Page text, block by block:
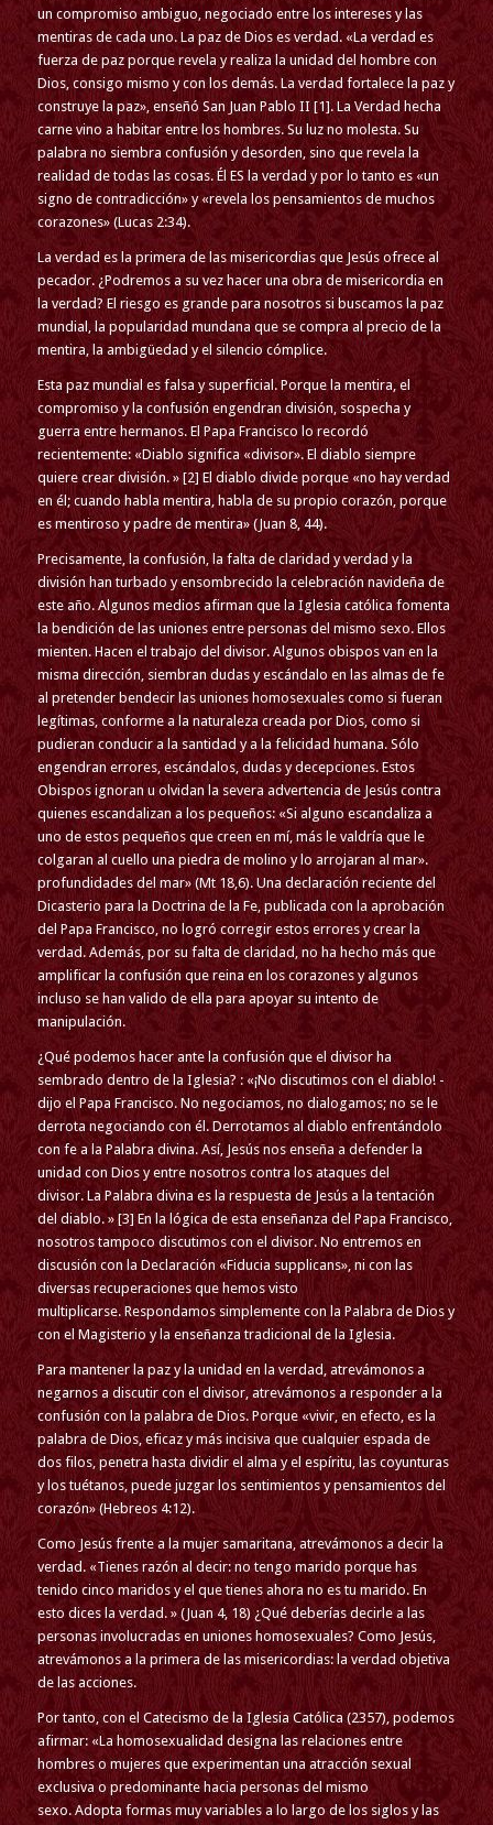
un compromiso ambiguo, negociado entre los intereses y las
mentiras de cada uno. La paz de Dios es verdad. «La verdad es
fuerza de paz porque revela y realiza la unidad del hombre con
Dios, consigo mismo y con los demás. La verdad fortalece la paz y
construye la paz», enseñó San Juan Pablo II [1]. La Verdad hecha
carne vino a habitar entre los hombres. Su luz no molesta. Su
palabra no siembra confusión y desorden, sino que revela la
realidad de todas las cosas. Él ES la verdad y por lo tanto es «un
signo de contradicción» y «revela los pensamientos de muchos
corazones» (Lucas 2:34).
La verdad es la primera de las misericordias que Jesús ofrece al
pecador. ¿Podremos a su vez hacer una obra de misericordia en
la verdad? El riesgo es grande para nosotros si buscamos la paz
mundial, la popularidad mundana que se compra al precio de la
mentira, la ambigüedad y el silencio cómplice.
Esta paz mundial es falsa y superficial. Porque la mentira, el
compromiso y la confusión engendran división, sospecha y
guerra entre hermanos. El Papa Francisco lo recordó
recientemente: «Diablo significa «divisor». El diablo siempre
quiere crear división. » [2] El diablo divide porque «no hay verdad
en él; cuando habla mentira, habla de su propio corazón, porque
es mentiroso y padre de mentira» (Juan 8, 44).
Precisamente, la confusión, la falta de claridad y verdad y la
división han turbado y ensombrecido la celebración navideña de
este año. Algunos medios afirman que la Iglesia católica fomenta
la bendición de las uniones entre personas del mismo sexo. Ellos
mienten. Hacen el trabajo del divisor. Algunos obispos van en la
misma dirección, siembran dudas y escándalo en las almas de fe
al pretender bendecir las uniones homosexuales como si fueran
legítimas, conforme a la naturaleza creada por Dios, como si
pudieran conducir a la santidad y a la felicidad humana. Sólo
engendran errores, escándalos, dudas y decepciones. Estos
Obispos ignoran u olvidan la severa advertencia de Jesús contra
quienes escandalizan a los pequeños: «Si alguno escandaliza a
uno de estos pequeños que creen en mí, más le valdría que le
colgaran al cuello una piedra de molino y lo arrojaran al mar».
profundidades del mar» (Mt 18,6). Una declaración reciente del
Dicasterio para la Doctrina de la Fe, publicada con la aprobación
del Papa Francisco, no logró corregir estos errores y crear la
verdad. Además, por su falta de claridad, no ha hecho más que
amplificar la confusión que reina en los corazones y algunos
incluso se han valido de ella para apoyar su intento de
manipulación.
¿Qué podemos hacer ante la confusión que el divisor ha
sembrado dentro de la Iglesia? : «¡No discutimos con el diablo! -
dijo el Papa Francisco. No negociamos, no dialogamos; no se le
derrota negociando con él. Derrotamos al diablo enfrentándolo
con fe a la Palabra divina. Así, Jesús nos enseña a defender la
unidad con Dios y entre nosotros contra los ataques del
divisor. La Palabra divina es la respuesta de Jesús a la tentación
del diablo. » [3] En la lógica de esta enseñanza del Papa Francisco,
nosotros tampoco discutimos con el divisor. No entremos en
discusión con la Declaración «Fiducia supplicans», ni con las
diversas recuperaciones que hemos visto
multiplicarse. Respondamos simplemente con la Palabra de Dios y
con el Magisterio y la enseñanza tradicional de la Iglesia.
Para mantener la paz y la unidad en la verdad, atrevámonos a
negarnos a discutir con el divisor, atrevámonos a responder a la
confusión con la palabra de Dios. Porque «vivir, en efecto, es la
palabra de Dios, eficaz y más incisiva que cualquier espada de
dos filos, penetra hasta dividir el alma y el espíritu, las coyunturas
y los tuétanos, puede juzgar los sentimientos y pensamientos del
corazón» (Hebreos 4:12).
Como Jesús frente a la mujer samaritana, atrevámonos a decir la
verdad. «Tienes razón al decir: no tengo marido porque has
tenido cinco maridos y el que tienes ahora no es tu marido. En
esto dices la verdad. » (Juan 4, 18) ¿Qué deberías decirle a las
personas involucradas en uniones homosexuales? Como Jesús,
atrevámonos a la primera de las misericordias: la verdad objetiva
de las acciones.
Por tanto, con el Catecismo de la Iglesia Católica (2357), podemos
afirmar: «La homosexualidad designa las relaciones entre
hombres o mujeres que experimentan una atracción sexual
exclusiva o predominante hacia personas del mismo
sexo. Adopta formas muy variables a lo largo de los siglos y las